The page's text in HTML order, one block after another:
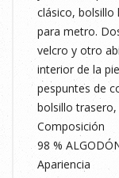
clásico, bolsillo
para metro.
velcro y otro
interior de la
pespuntes de
bolsillo
Composición
98 %
Apariencia